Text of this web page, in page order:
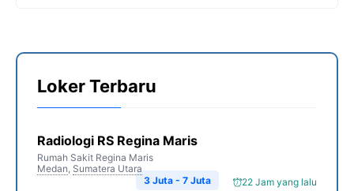
Loker Terbaru
Radiologi RS Regina Maris
Rumah Sakit Regina Maris
Medan, Sumatera Utara
22 Jam yang lalu
3 Juta - 7 Juta